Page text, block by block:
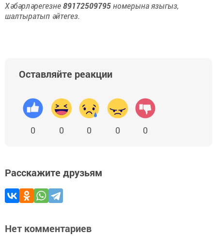
Хәбәрләрегезне89172509795номерына языгыз,
шалтыратып әйтегез.
Оставляйте реакции
0 0 0 0 0
Расскажите друзьям
Нет комментариев